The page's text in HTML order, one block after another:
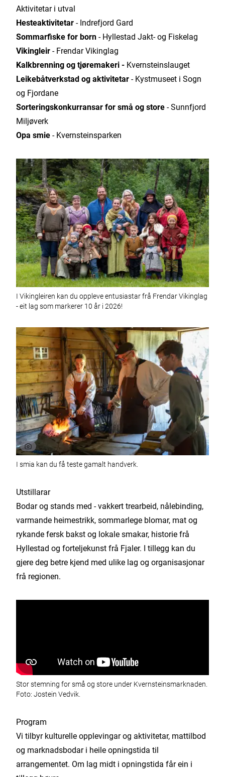
Aktivitetar i utval
Hesteaktivitetar - Indrefjord Gard
Sommarfiske for born - Hyllestad Jakt- og Fiskelag
Vikingleir - Frendar Vikinglag
Kalkbrenning og tjøremakeri - Kvernsteinslauget
Leikebåtverkstad og aktivitetar - Kystmuseet i Sogn
og Fjordane
Sorteringskonkurransar for små og store - Sunnfjord
Miljøverk
Opa smie - Kvernsteinsparken
I Vikingleiren kan du oppleve entusiastar frå Frendar Vikinglag
- eit lag som markerer 10 år i 2026!
I smia kan du få teste gamalt handverk.
Utstillarar
Bodar og stands med - vakkert trearbeid, nålebinding,
varmande heimestrikk, sommarlege blomar, mat og
rykande fersk bakst og lokale smakar, historie frå
Hyllestad og forteljekunst frå Fjaler. I tillegg kan du
gjere deg betre kjend med ulike lag og organisasjonar
frå regionen.
Stor stemning for små og store under Kvernsteinsmarknaden.
Foto: Jostein Vedvik.
Program
Vi tilbyr kulturelle opplevingar og aktivitetar, mattilbod
og marknadsbodar i heile opningstida til
arrangementet. Om lag midt i opningstida får ein i